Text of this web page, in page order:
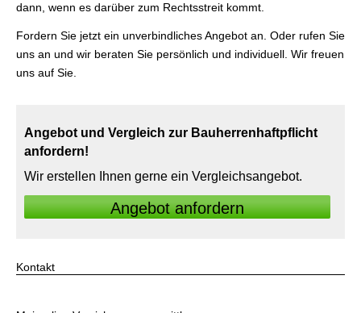
dann, wenn es darüber zum Rechtsstreit kommt.
Fordern Sie jetzt ein unverbindliches Angebot an. Oder rufen Sie
uns an und wir beraten Sie persönlich und individuell. Wir freuen
uns auf Sie.
Angebot und Vergleich zur Bau­herren­haft­pflicht
anfordern!
Wir erstellen Ihnen gerne ein Vergleichsangebot.
An­ge­bot an­for­dern
Kontakt